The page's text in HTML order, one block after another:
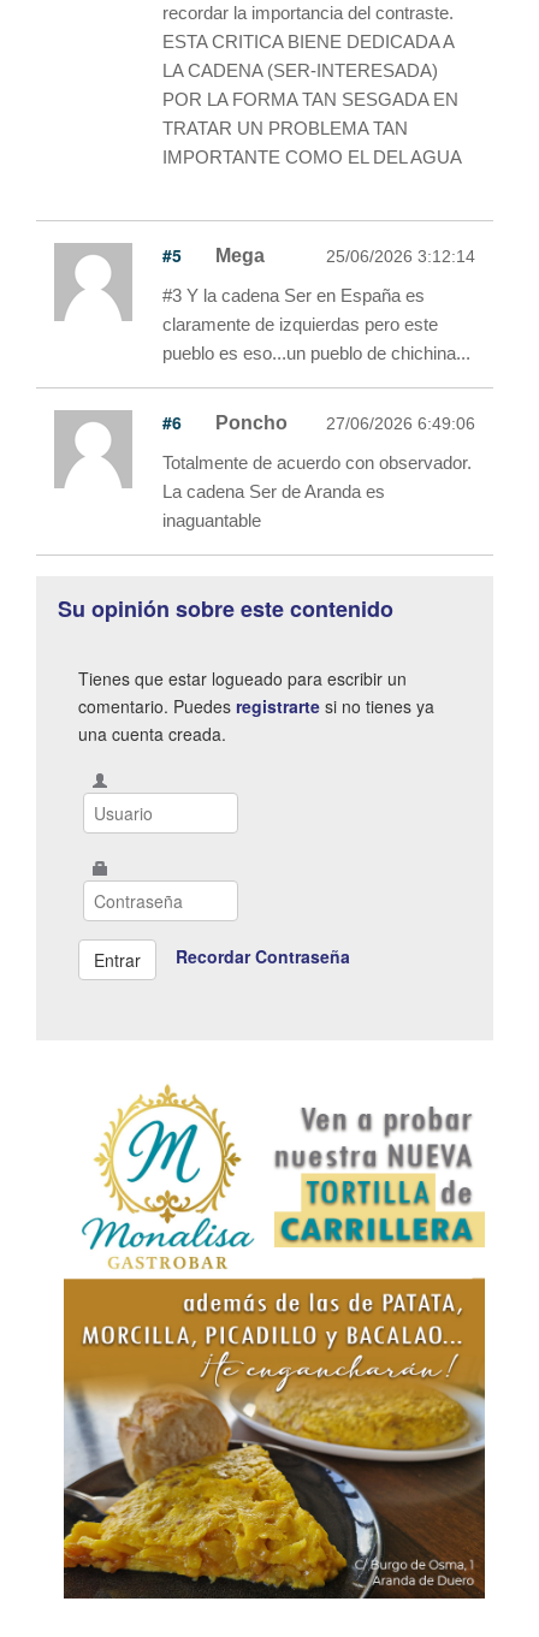
recordar la importancia del contraste.
ESTA CRITICA BIENE DEDICADA A
LA CADENA (SER-INTERESADA)
POR LA FORMA TAN SESGADA EN
TRATAR UN PROBLEMA TAN
IMPORTANTE COMO EL DEL AGUA
#5 Mega 25/06/2026 3:12:14
#3 Y la cadena Ser en España es
claramente de izquierdas pero este
pueblo es eso...un pueblo de chichina...
#6 Poncho 27/06/2026 6:49:06
Totalmente de acuerdo con observador.
La cadena Ser de Aranda es
inaguantable
Su opinión sobre este contenido
Tienes que estar logueado para escribir un
comentario. Puedes registrarte si no tienes ya
una cuenta creada.
Recordar Contraseña